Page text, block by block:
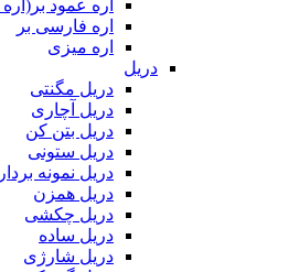
اره عمود
اره فارسی بر
اره میزی
دریل
دریل مگنتی
دریل آچاری
دریل بتن کن
دریل ستونی
دریل نمونه
دریل همزن
دریل چکشی
دریل ساده
دریل شارژی